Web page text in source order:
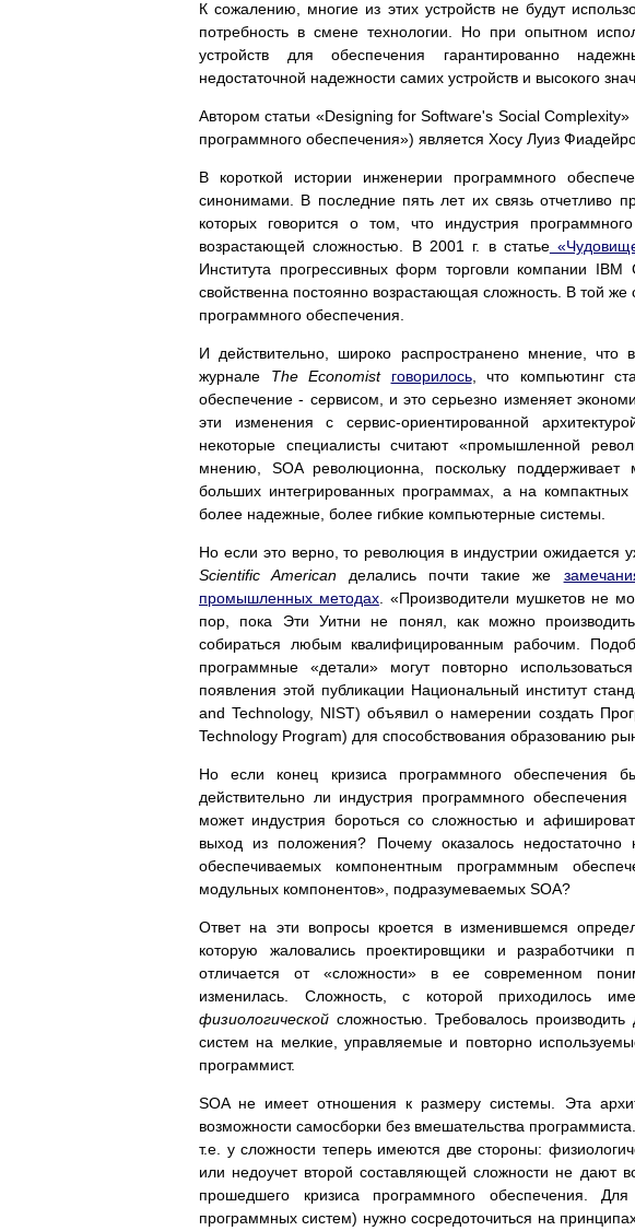
К сожалению, многие из этих устройств не будут
потребность в смене технологии. Но при опытном
устройств для обеспечения гарантированно
недостаточной надежности самих устройств и высокого
Автором статьи «Designing for Software's Social
программного обеспечения») является Хосу Луиз
В короткой истории инженерии программного
синонимами. В последние пять лет их связь отчетливо
которых говорится о том, что индустрия
возрастающей сложностью. В 2001 г. в статье
Института прогрессивных форм торговли компании
свойственна постоянно возрастающая сложность. В той
программного обеспечения.
И действительно, широко распространено мнение,
журнале The Economist говорилось, что компьютинг
обеспечение - сервисом, и это серьезно изменяет
эти изменения с сервис-ориентированной
некоторые специалисты считают «промышленной
мнению, SOA революционна, поскольку
больших интегрированных программах, а на
более надежные, более гибкие компьютерные системы.
Но если это верно, то революция в индустрии ожидается
Scientific American делались почти такие же
промышленных методах. «Производители мушкетов не
пор, пока Эти Уитни не понял, как можно
собираться любым квалифицированным рабочим.
программные «детали» могут повторно
появления этой публикации Национальный институт
and Technology, NIST) объявил о намерении создать
Technology Program) для способствования образованию
Но если конец кризиса программного обеспечения
действительно ли индустрия программного
может индустрия бороться со сложностью и
выход из положения? Почему оказалось недостаточно
обеспечиваемых компонентным программным
модульных компонентов», подразумеваемых SOA?
Ответ на эти вопросы кроется в изменившемся
которую жаловались проектировщики и
отличается от «сложности» в ее современном
изменилась. Сложность, с которой приходилось
физиологической сложностью. Требовалось
систем на мелкие, управляемые и повторно
программист.
SOA не имеет отношения к размеру системы. Эта
возможности самосборки без вмешательства
т.е. у сложности теперь имеются две стороны:
или недоучет второй составляющей сложности не дают
прошедшего кризиса программного обеспечения.
программных систем) нужно сосредоточиться на